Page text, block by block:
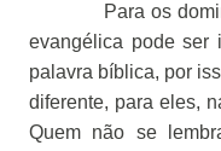
Para os
evangélica pode ser
palavra bíblica, por
diferente, para eles,
Quem não se